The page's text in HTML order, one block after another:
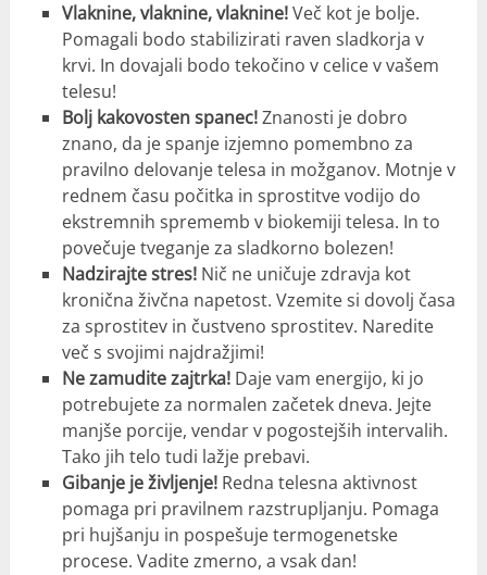
Vlaknine, vlaknine, vlaknine!Več kot je bolje.
Pomagali bodo stabilizirati raven sladkorja v
krvi. In dovajali bodo tekočino v celice v vašem
telesu!
Bolj kakovosten spanec!Znanosti je dobro
znano, da je spanje izjemno pomembno za
pravilno delovanje telesa in možganov. Motnje v
rednem času počitka in sprostitve vodijo do
ekstremnih sprememb v biokemiji telesa. In to
povečuje tveganje za sladkorno bolezen!
Nadzirajte stres!Nič ne uničuje zdravja kot
kronična živčna napetost. Vzemite si dovolj časa
za sprostitev in čustveno sprostitev. Naredite
več s svojimi najdražjimi!
Ne zamudite zajtrka!Daje vam energijo, ki jo
potrebujete za normalen začetek dneva. Jejte
manjše porcije, vendar v pogostejših intervalih.
Tako jih telo tudi lažje prebavi.
Gibanje je življenje!Redna telesna aktivnost
pomaga pri pravilnem razstrupljanju. Pomaga
pri hujšanju in pospešuje termogenetske
procese. Vadite zmerno, a vsak dan!